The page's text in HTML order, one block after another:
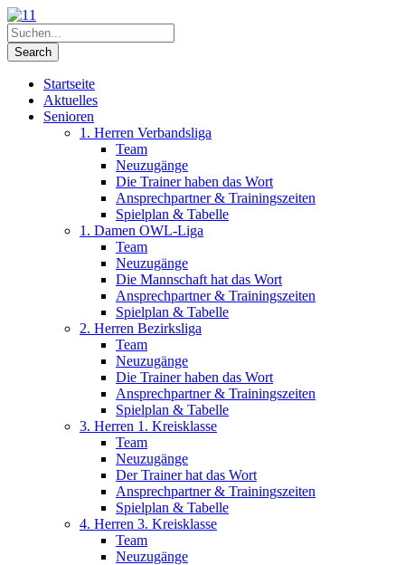
Startseite
Aktuelles
Senioren
1. Herren Verbandsliga
Team
Neuzugänge
Die Trainer haben das Wort
Ansprechpartner & Trainingszeiten
Spielplan & Tabelle
1. Damen OWL-Liga
Team
Neuzugänge
Die Mannschaft hat das Wort
Ansprechpartner & Trainingszeiten
Spielplan & Tabelle
2. Herren Bezirksliga
Team
Neuzugänge
Die Trainer haben das Wort
Ansprechpartner & Trainingszeiten
Spielplan & Tabelle
3. Herren 1. Kreisklasse
Team
Neuzugänge
Der Trainer hat das Wort
Ansprechpartner & Trainingszeiten
Spielplan & Tabelle
4. Herren 3. Kreisklasse
Team
Neuzugänge